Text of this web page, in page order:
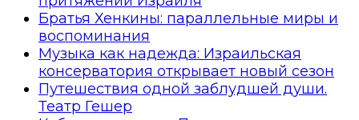
Братья Хенкины: параллельные миры и
воспоминания
Музыка как надежда: Израильская
консерватория открывает новый сезон
Путешествия одной заблудшей души.
Театр Гешер